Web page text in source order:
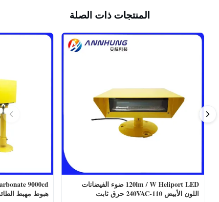
المنتجات ذات الصلة
120lm / W Heliport LED ضوء الفيضانات
اللون الأبيض 110-240VAC حرق ثابت
هبوط مهبط